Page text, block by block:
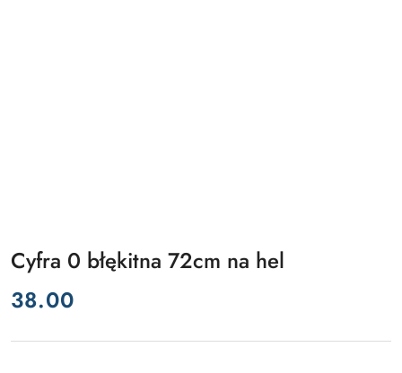
Cyfra 0 błękitna 72cm na hel
cena:
38.00